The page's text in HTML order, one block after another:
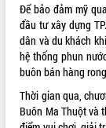
Để bảo đảm mỹ
đầu tư xây dựng
dân và du khách
hệ thống phun
buôn bán hàng
Thời gian qua,
Buôn Ma Thuột và